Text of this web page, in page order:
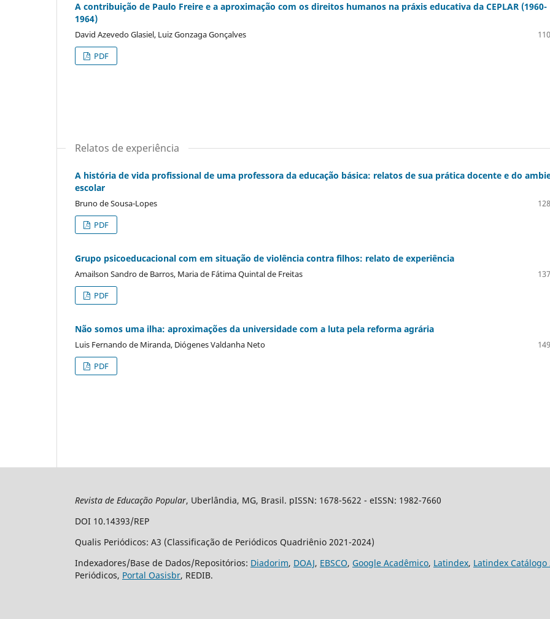
A contribuição de Paulo Freire e a aproximação com os direitos humanos na práxis educativa da CEPLAR (1960-
1964)
David Azevedo Glasiel, Luiz Gonzaga Gonçalves
PDF
Relatos de experiência
A história de vida profissional de uma professora da educação básica: relatos de sua prática docente e do
escolar
Bruno de Sousa-Lopes
PDF
Grupo psicoeducacional com em situação de violência contra filhos: relato de experiência
Amailson Sandro de Barros, Maria de Fátima Quintal de Freitas
PDF
Não somos uma ilha: aproximações da universidade com a luta pela reforma agrária
Luis Fernando de Miranda, Diógenes Valdanha Neto
PDF
Revista de Educação Popular, Uberlândia, MG, Brasil. pISSN: 1678-5622 - eISSN: 1982-7660
DOI 10.14393/REP
Qualis Periódicos: A3 (Classificação de Periódicos Quadriênio 2021-2024)
Indexadores/Base de Dados/Repositórios: Diadorim, DOAJ, EBSCO, Google Acadêmico, Latindex, Latindex Catálogo
Periódicos, Portal Oasisbr, REDIB.